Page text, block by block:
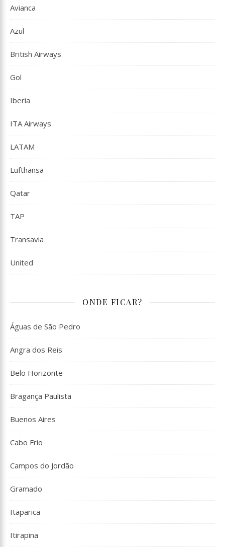
Avianca
Azul
British Airways
Gol
Iberia
ITA Airways
LATAM
Lufthansa
Qatar
TAP
Transavia
United
ONDE FICAR?
Águas de São Pedro
Angra dos Reis
Belo Horizonte
Bragança Paulista
Buenos Aires
Cabo Frio
Campos do Jordão
Gramado
Itaparica
Itirapina